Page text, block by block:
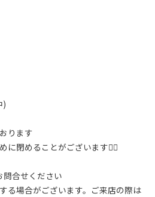
)
ります
に閉めることがございます🙇‍♂️
合せください
る場合がございます。ご来店の際は